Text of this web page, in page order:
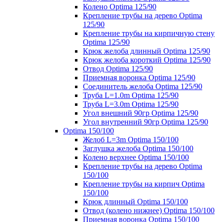
Колено Optima 125/90
Крепление трубы на дерево Optima
125/90
Крепление трубы на кирпичную стену
Optima 125/90
Крюк желоба длинный Optima 125/90
Крюк желоба короткий Optima 125/90
Отвод Optima 125/90
Приемная воронка Optima 125/90
Соединитель желоба Optima 125/90
Труба L=1.0m Optima 125/90
Труба L=3.0m Optima 125/90
Угол внешний 90гр Optima 125/90
Угол внутренний 90гр Optima 125/90
Optima 150/100
Желоб L=3m Optima 150/100
Заглушка желоба Optima 150/100
Колено верхнее Optima 150/100
Крепление трубы на дерево Optima
150/100
Крепление трубы на кирпич Optima
150/100
Крюк длинный Optima 150/100
Отвод (колено нижнее) Optima 150/100
Приемная воронка Optima 150/100